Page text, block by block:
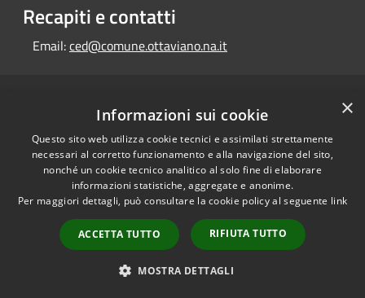
Recapiti e contatti
Email:ced@comune.ottaviano.na.it
Privacy
Cookie
Mappa del sito
Opendata • Powered by
Municipium•Accesso
redazione
×
Informazioni sui cookie
Questo sito web utilizza cookie tecnici e assimilati strettamente
necessari al corretto funzionamento e alla navigazione del sito,
nonché un cookie tecnico analitico al solo fine di elaborare
informazioni statistiche, aggregate e anonime.
Per maggiori dettagli, può consultare la cookie policy al seguente link
ACCETTA TUTTO RIFIUTA TUTTO
MOSTRA DETTAGLI